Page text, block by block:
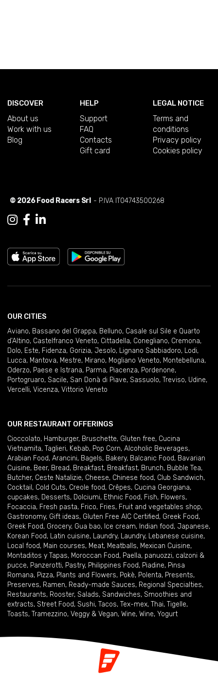
DISCOVER
About us
Work with us
Blog
HELP
Support
FAQ
Contacts
Gift card
LEGAL NOTICE
Terms and
conditions
Privacy policy
Cookies policy
© 2026 Food Racers Srl - P.IVA IT04743500268
OUR CITIES
Aviano, Bassano del Grappa, Belluno, Casale sul Sile e Quarto
d'Altino, Castelfranco Veneto, Cittadella, Conegliano, Cremona,
Dolo, Este, Fidenza, Gorizia, Jesolo, Lignano Sabbiadoro, Lodi,
Lucca, Mantova, Mestre, Mirano, Mogliano Veneto, Montebelluna,
Oderzo, Paese e Istrana, Parma, Piacenza, Pordenone,
Portogruaro, Sacile, San Donà di Piave, Sassuolo, Treviso, Udine,
Vercelli, Vicenza, Vittorio Veneto
OUR RESTAURANT OFFERINGS
Cioccolato, Hamburger, Bruschette, Gluten free, Cucina
Vietnamita, Taglieri, Kebab, Pop Corn, Alcoholic Beverages,
Arabian Food, Arancini, Bagels, Bakery, Balcanic Food, Bavarian
Cuisine, Beer, Bread, Breakfast, Breakfast, Brunch, Bubble Tea,
Butcher, Ceste Natalizie, Cheese, Chinese food, Club Sandwich,
Cocktail , Cold Cuts, Creole food, Crêpes, Cucina Georgiana,
cupcakes, Desserts, Dolciumi, Ethnic Food, Fish, Flowers,
Focaccia, Fresh pasta, Frico, Fries, Fruit and vegetables shop,
Gastronomy, Gift ideas, Gluten Free AIC Certified, Greek Food,
Greek Food, Grocery, Gua bao, Ice cream, Indian food, Japanese,
Korean Food, Latin cuisine, Laundry, Laundry, Lebanese cuisine,
Local food, Main courses, Meat, Meatballs, Mexican Cuisine,
Montaditos y Tapas, Moroccan Food, Paella, panuozzi, calzoni &
pucce, Panzerotti, Pastry, Philippines Food, Piadine, Pinsa
Romana, Pizza, Plants and Flowers, Pokè, Polenta, Presents,
Preserves, Ramen, Ready-made Sauces, Regional Specialties,
Restaurants, Rooster, Salads, Sandwiches, Smoothies and
extracts, Street Food, Sushi, Tacos, Tex-mex, Thai, Tigelle,
Toasts, Tramezzino, Veggy & Vegan, Wine, Wine, Yogurt